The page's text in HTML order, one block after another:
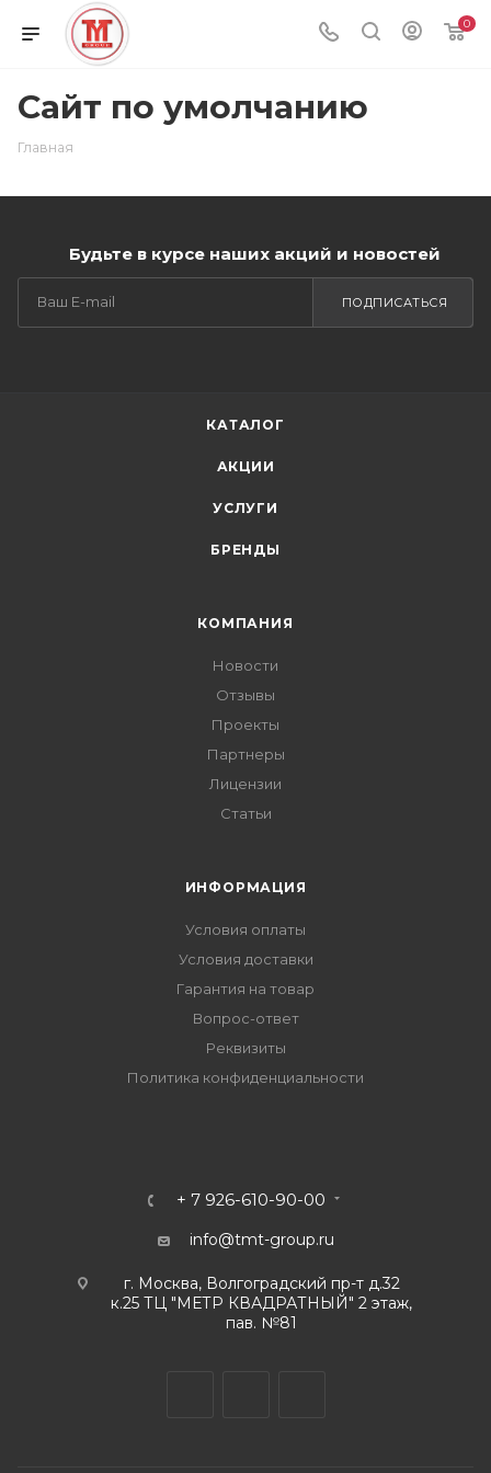
0
Сайт по умолчанию
Главная
Будьте в курсе наших акций и новостей
ПОДПИСАТЬСЯ
КАТАЛОГ
АКЦИИ
УСЛУГИ
БРЕНДЫ
КОМПАНИЯ
Новости
Отзывы
Проекты
Партнеры
Лицензии
Статьи
ИНФОРМАЦИЯ
Условия оплаты
Условия доставки
Гарантия на товар
Вопрос-ответ
Реквизиты
Политика конфиденциальности
+ 7 926-610-90-00
info@tmt-group.ru
г. Москва, Волгоградский пр-т д.32
к.25 ТЦ "МЕТР КВАДРАТНЫЙ" 2 этаж,
пав. №81